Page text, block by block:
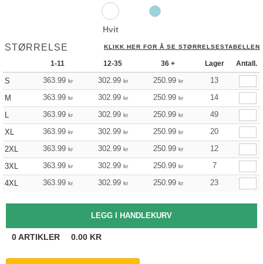
Hvit
STØRRELSE KLIKK HER FOR Å SE STØRRELSESTABELLEN
1-11 12-35 36 + Lager Antall.
S 363.99 kr 302.99 kr 250.99 kr
13
M
363.99 kr 302.99 kr 250.99 kr
14
L
363.99 kr 302.99 kr 250.99 kr
49
XL
363.99 kr 302.99 kr 250.99 kr
20
2XL
363.99 kr 302.99 kr 250.99 kr
12
3XL
363.99 kr 302.99 kr 250.99 kr
7
4XL
363.99 kr 302.99 kr 250.99 kr 23
0ARTIKLER 0.00 KR